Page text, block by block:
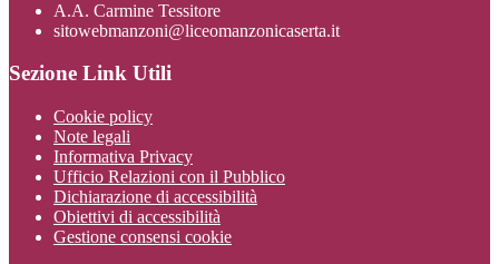
A.A. Carmine Tessitore
sitowebmanzoni@liceomanzonicaserta.it
Sezione Link Utili
Cookie policy
Note legali
Informativa Privacy
Ufficio Relazioni con il Pubblico
Dichiarazione di accessibilità
Obiettivi di accessibilità
Gestione consensi cookie